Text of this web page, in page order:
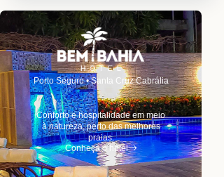
Porto Seguro • Santa Cruz Cabrália
Conforto e hospitalidade em meio
à natureza, perto das melhores
praias.
Conheça o hotel